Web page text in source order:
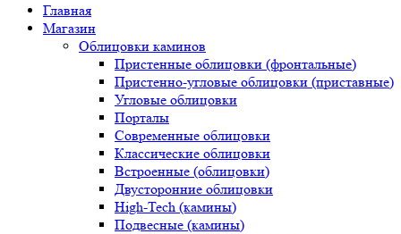
Главная
Магазин
Облицовки каминов
Пристенные облицовки (фронтальные)
Пристенно-угловые облицовки (приставные)
Угловые облицовки
Порталы
Современные облицовки
Классические облицовки
Встроенные (облицовки)
Двусторонние облицовки
High-Tech (камины)
Подвесные (камины)